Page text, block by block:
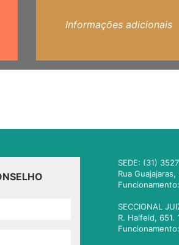
Informações adicionais
SEDE: (31)
Rua
SECCIONAL
R. Halfeld, 651.